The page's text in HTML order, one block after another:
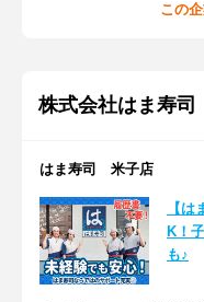
この
株式会社はま寿司
はま寿司 米子店
【
K！
も♪